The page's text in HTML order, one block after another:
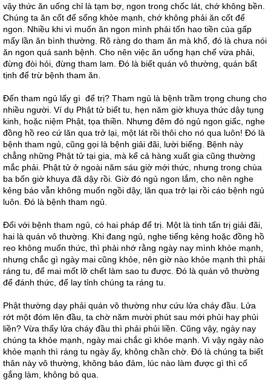
vậy thức ăn uống chỉ là tạm bợ, ngon trong chốc lát, chớ không bền.
Chúng ta ăn cốt để sống khỏe mạnh, chớ không phải ăn cốt để
ngon. Nhiều khi vì muốn ăn ngon mình phải tốn hao tiền của gấp
mấy lần ăn bình thường. Rõ ràng do tham ăn mà khổ, đó là chưa nói
ăn ngon quá sanh bệnh. Cho nên việc ăn uống hạn chế vừa phải,
đừng đòi hỏi, đừng tham lam. Đó là biết quán vô thường, quán bất
tịnh để trừ bệnh tham ăn.
Đến tham ngủ lấy gì để trị? Tham ngủ là bệnh trầm trọng chung cho
nhiều người. Ví dụ Phật tử biết tu, hẹn năm giờ khuya thức dậy tụng
kinh, hoặc niệm Phật, tọa thiền. Nhưng đêm đó ngủ ngon giấc, nghe
đồng hồ reo cứ lăn qua trở lại, một lát rồi thôi cho nó qua luôn! Đó là
bệnh tham ngủ, cũng gọi là bệnh giải đãi, lười biếng. Bệnh này
chẳng những Phật tử tại gia, mà kể cả hàng xuất gia cũng thường
mắc phải. Phật tử ở ngoài năm sáu giờ mới thức, nhưng trong chùa
ba bốn giờ khuya đã dậy rồi. Giờ đó ngủ ngon lắm, cho nên nghe
kẻng báo vẫn không muốn ngồi dậy, lăn qua trở lại rồi cáo bệnh ngủ
luôn. Đó là bệnh tham ngủ.
Đối với bệnh tham ngủ, có hai pháp để trị. Một là tinh tấn trị giải đãi,
hai là quán vô thường. Khi đang ngủ, nghe tiếng kẻng hoặc đồng hồ
reo không muốn thức, thì phải nhớ rằng ngày nay mình khỏe mạnh,
nhưng chắc gì ngày mai cũng khỏe, nên giờ nào khỏe mạnh thì phải
ráng tu, để mai mốt lỡ chết làm sao tu được. Đó là quán vô thường
để đánh thức, để lay tỉnh chúng ta ráng tu.
Phật thường dạy phải quán vô thường như cứu lửa cháy đầu. Lửa
rớt một đóm lên đầu, ta chờ năm mười phút sau mới phủi hay phủi
liền? Vừa thấy lửa cháy đầu thì phải phủi liền. Cũng vậy, ngày nay
chúng ta khỏe mạnh, ngày mai chắc gì khỏe mạnh. Vì vậy ngày nào
khỏe mạnh thì ráng tu ngày ấy, không chần chờ. Đó là chúng ta biết
thân này vô thường, không bảo đảm, lúc nào làm được gì thì cố
gắng làm, không bỏ qua.